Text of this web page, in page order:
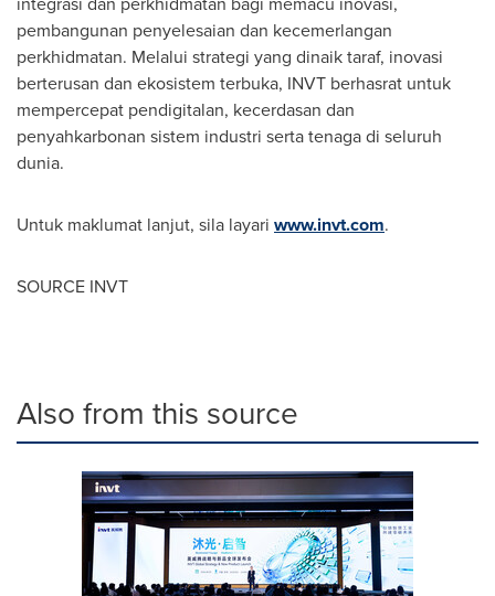
pembangunan penyelesaian dan kecemerlangan
perkhidmatan. Melalui strategi yang dinaik taraf, inovasi
berterusan dan ekosistem terbuka, INVT berhasrat untuk
mempercepat pendigitalan, kecerdasan dan
penyahkarbonan sistem industri serta tenaga di seluruh
dunia.
Untuk maklumat lanjut, sila layari www.invt.com.
SOURCE INVT
Also from this source